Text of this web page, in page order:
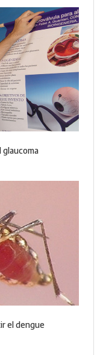
glaucoma
el dengue